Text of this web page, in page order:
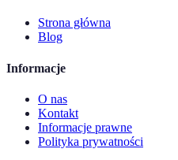
Strona główna
Blog
Informacje
O nas
Kontakt
Informacje prawne
Polityka prywatności